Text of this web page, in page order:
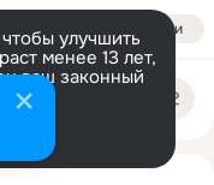
Войти
улучшить
менее 13 лет,
ваш законный